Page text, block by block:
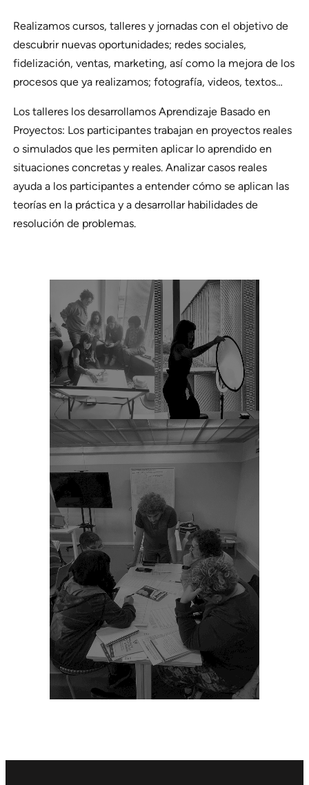
Realizamos cursos, talleres y jornadas con el objetivo de
descubrir nuevas oportunidades; redes sociales,
fidelización, ventas, marketing, así como la mejora de los
procesos que ya realizamos; fotografía, videos, textos…
Los talleres los desarrollamos Aprendizaje Basado en
Proyectos: Los participantes trabajan en proyectos reales
o simulados que les permiten aplicar lo aprendido en
situaciones concretas y reales. Analizar casos reales
ayuda a los participantes a entender cómo se aplican las
teorías en la práctica y a desarrollar habilidades de
resolución de problemas.